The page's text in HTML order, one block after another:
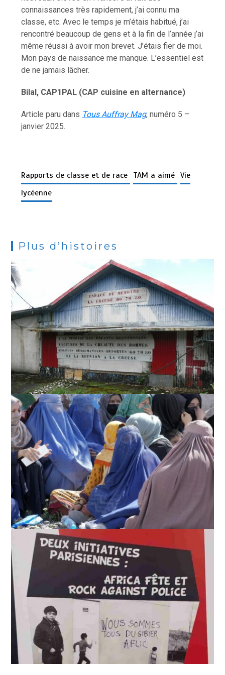
connaissances très rapidement, j’ai connu ma
classe, etc. Avec le temps je m’étais habitué, j’ai
rencontré beaucoup de gens et à la fin de l’année j’ai
même réussi à avoir mon brevet. J’étais fier de moi.
Mon pays de naissance me manque. L’essentiel est
de ne jamais lâcher.
Bilal, CAP1PAL (CAP cuisine en alternance)
Article paru dans Tous Auffray Mag, numéro 5 –
janvier 2025.
Rapports de classe et de race TAM a aimé Vie
lycéenne
Plus d’histoires